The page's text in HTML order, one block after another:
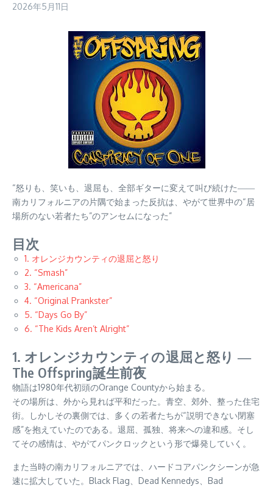
2026年5月11日
“怒りも、笑いも、退屈も、全部ギターに変えて叫び続けた――
南カリフォルニアの片隅で始まった反抗は、やがて世界中の“居
場所のない若者たち”のアンセムになった”
目次
1. オレンジカウンティの退屈と怒り
2. “Smash”
3. “Americana”
4. “Original Prankster”
5. “Days Go By”
6. “The Kids Aren’t Alright”
1. オレンジカウンティの退屈と怒り ―
The Offspring誕生前夜
物語は1980年代初頭のOrange Countyから始まる。
その場所は、外から見れば平和だった。青空、郊外、整った住宅
街。しかしその裏側では、多くの若者たちが“説明できない閉塞
感”を抱えていたのである。退屈、孤独、将来への違和感。そし
てその感情は、やがてパンクロックという形で爆発していく。
また当時の南カリフォルニアでは、ハードコアパンクシーンが急
速に拡大していた。Black Flag、Dead Kennedys、Bad